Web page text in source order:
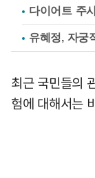
다이어트 주
유혜정, 자
최근 국민들의
험에 대해서는